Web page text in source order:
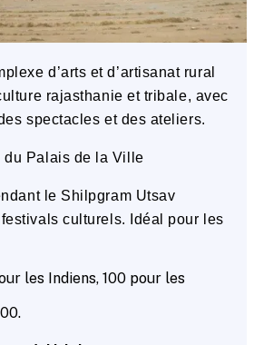
d’arts et d’artisanat rural
rajasthanie et tribale, avec
spectacles et des ateliers.
du Palais de la Ville
le Shilpgram Utsav
culturels. Idéal pour les
les Indiens, ₹100 pour les